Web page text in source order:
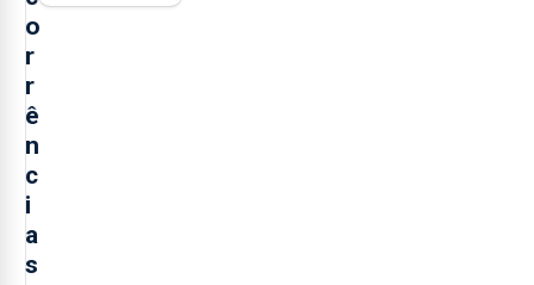
o
r
r
ê
n
c
i
a
s